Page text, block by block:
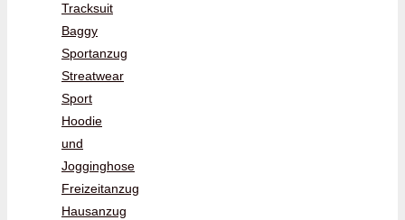
Tracksuit
Baggy
Sportanzug
Streatwear
Sport
Hoodie
und
Jogginghose
Freizeitanzug
Hausanzug